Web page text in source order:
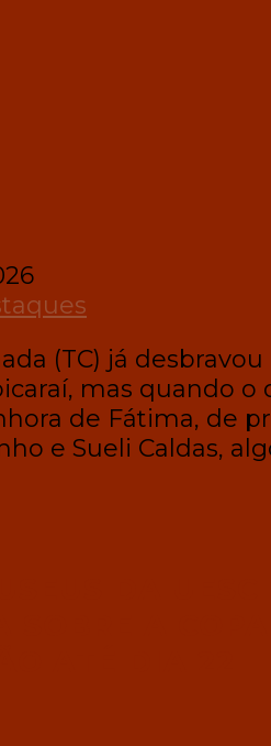
(TC) já
mas quando o
de Fátima, de
e Sueli Caldas,